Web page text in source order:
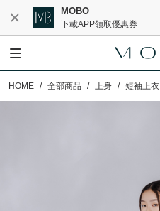
MOBO
下載APP領取優惠券
HOME 全部商品 上身 短袖上衣